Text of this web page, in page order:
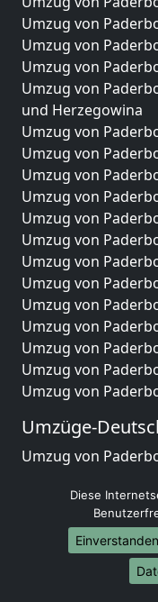
Umzug von
Umzug von
Umzug von
Umzug von
und Herzegowina
Umzug von
Umzug von
Umzug von
Umzug von
Umzug von
Umzug von
Umzug von
Umzug von
Umzug von
Umzug von
Umzug von
Umzug von
Umzug von
Umzüge-
Umzug von
Umzug von
Umzug von
Umzug von
Umzug von
Umzug von
Diese
Einverstanden